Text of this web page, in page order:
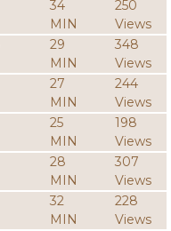
34
MIN
250
Views
29
MIN
348
Views
27
MIN
244
Views
25
MIN
198
Views
28
MIN
307
Views
32
MIN
228
Views